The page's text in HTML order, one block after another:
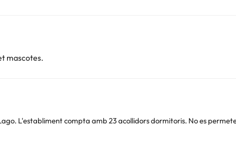
mascotes.
L'establiment compta amb 23 acollidors dormitoris. No es